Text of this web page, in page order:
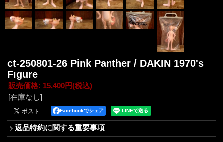
ct-250801-26 Pink Panther / DAKIN 1970's
Figure
販売価格: 15,400円(税込)
[在庫なし]
Facebookでシェア
返品特約に関する重要事項